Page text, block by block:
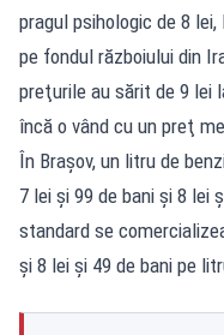
pragul psihologic de 8
pe fondul războiului din
preţurile au sărit de 9 lei
încă o vând cu un preţ
În Brașov, un litru de
7 lei şi 99 de bani şi 8 lei
standard se
şi 8 lei şi 49 de bani pe